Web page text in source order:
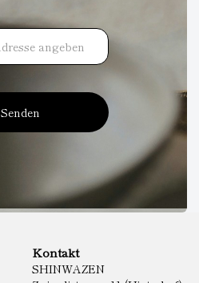
Senden
Kontakt
SHINWAZEN